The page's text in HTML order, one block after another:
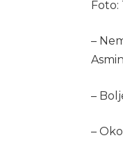
Foto:
–
–
–